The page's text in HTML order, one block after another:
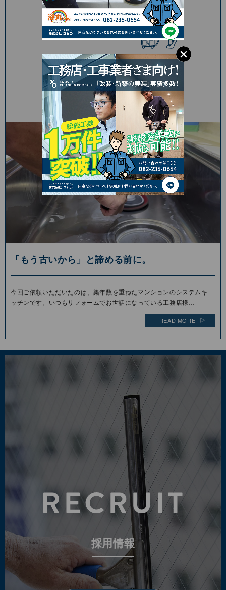
コムラのコラム
もっと詳しく
「もう古いから」と諦める前に。
今回ご依頼いただいたのは、築年数を重ねたマンションのシステムキ
ッチンです。いつもリフォームでお世話になっている工務店様…
READ MORE
採用情報